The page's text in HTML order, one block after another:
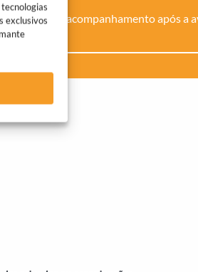
exclusivose o acompanhamento após a